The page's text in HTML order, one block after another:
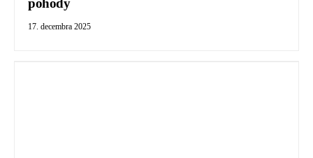
pohody
17. decembra 2025